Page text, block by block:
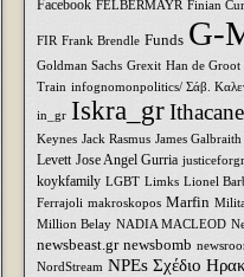
Facebook FELBERMAYR Finian
FIR Frank Brendle Funds G-
Goldman Sachs Grexit Han de Groot
Train infognomonpolitics/ Σάβ.
in_gr Iskra_gr
Keynes Jack Rasmus James Galbraith
Levett Jose Angel Gurria
koykfamily LGBT Limks Lionel
Ferrajoli makroskopos Marfin
Million Belay NADIA MACLEOD
newsbeast.gr newsbomb
NordStream NPEs Σχέδιο